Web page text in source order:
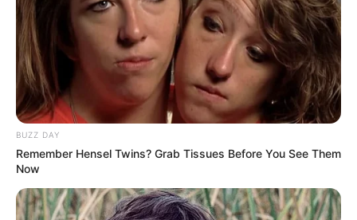
Authentischer Geschmack wie vom
Jahrmarkt
Flexibel belegbar nach Geschmack
Schnell zuzubereiten, auch für Anfänger
Die Kombination aus fluffigem Hefeteig und
echten Genussmoment – ob als Snack
BUZZ DAY
Remember Hensel Twins? Grab Tissues Before You See Them
Now